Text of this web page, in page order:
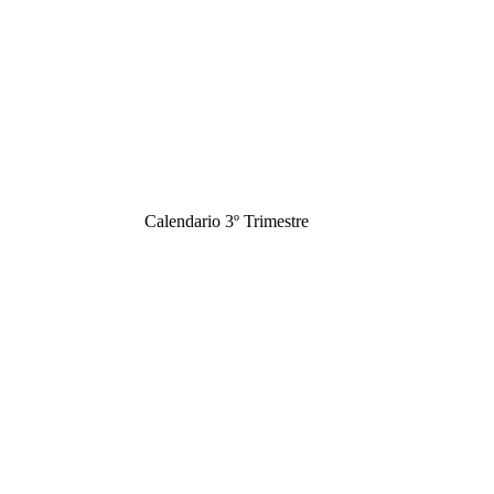
Calendario 3º Trimestre